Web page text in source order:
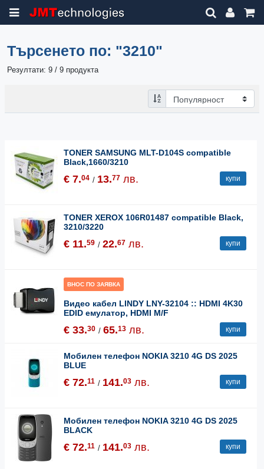
Търсенето по: "3210"
Резултати: 9 / 9 продукта
TONER SAMSUNG MLT-D104S compatible
Black,1660/3210
€ 7.04 / 13.77 лв. купи
TONER XEROX 106R01487 compatible Black,
3210/3220
€ 11.59 / 22.67 лв. купи
ВНОС ПО ЗАЯВКА
Видео кабел LINDY LNY-32104 :: HDMI 4K30
EDID емулатор, HDMI M/F
€ 33.30 / 65.13 лв. купи
Мобилен телефон NOKIA 3210 4G DS 2025
BLUE
€ 72.11 / 141.03 лв. купи
Мобилен телефон NOKIA 3210 4G DS 2025
BLACK
€ 72.11 / 141.03 лв. купи